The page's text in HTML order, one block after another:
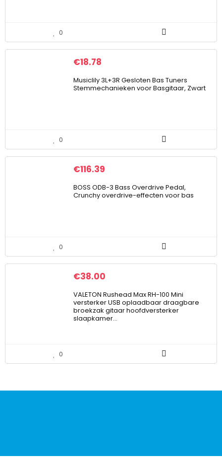
0
€18.78
Musiclily 3L+3R Gesloten Bas Tuners
Stemmechanieken voor Basgitaar, Zwart
0
€116.39
BOSS ODB-3 Bass Overdrive Pedal,
Crunchy overdrive-effecten voor bas
0
€38.00
VALETON Rushead Max RH-100 Mini
versterker USB oplaadbaar draagbare
broekzak gitaar hoofdversterker
slaapkamer…
0